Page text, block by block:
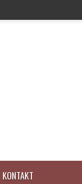
KONTAKT